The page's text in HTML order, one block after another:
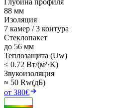
88 мм
Изоляция
7 камер / 3 контура
Стеклопакет
до 56 мм
Теплозащита (Uw)
≤ 0.72 Вт/(м²·K)
Звукоизоляция
≈ 50 Rw(дБ)
от 380€